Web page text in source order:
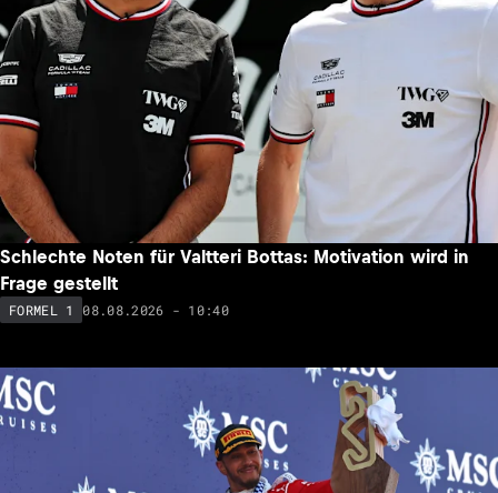
Schlechte Noten für Valtteri Bottas: Motivation wird in
Frage gestellt
FORMEL 1 08.08.2026 - 10:40